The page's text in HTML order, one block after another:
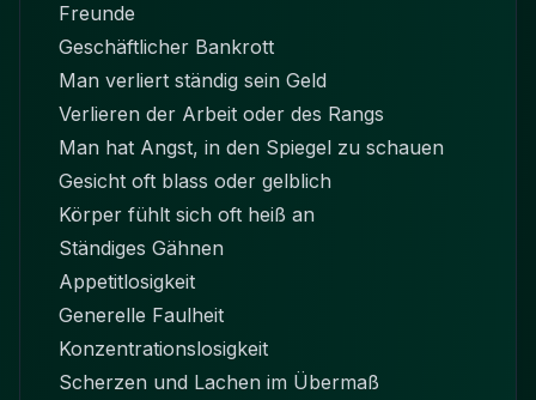
Freunde
Geschäftlicher Bankrott
Man verliert ständig sein Geld
Verlieren der Arbeit oder des Rangs
Man hat Angst, in den Spiegel zu schauen
Gesicht oft blass oder gelblich
Körper fühlt sich oft heiß an
Ständiges Gähnen
Appetitlosigkeit
Generelle Faulheit
Konzentrationslosigkeit
Scherzen und Lachen im Übermaß